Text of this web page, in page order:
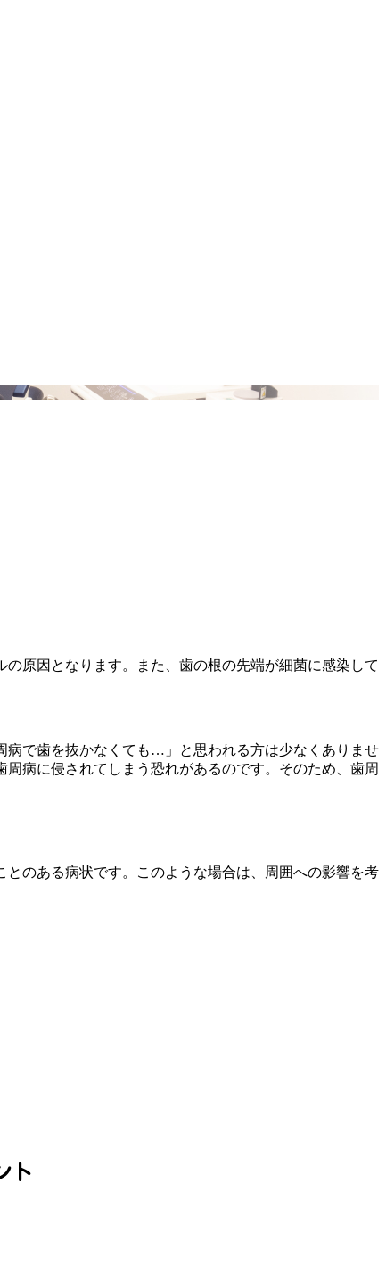
原因となります。また、歯の根の先端が細菌に感染して
病で歯を抜かなくても…」と思われる方は少なくありませ
病に侵されてしまう恐れがあるのです。そのため、歯周
のある病状です。このような場合は、周囲への影響を考
ト